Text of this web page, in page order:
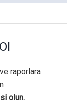
raporlara
olun.